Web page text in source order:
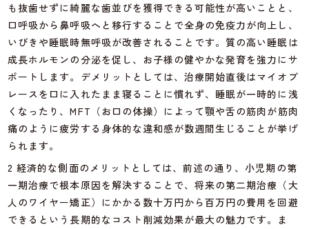
も抜歯せずに綺麗な歯並びを獲得できる可能性が高いことと、
口呼吸から鼻呼吸へと移行することで全身の免疫力が向上し、
いびきや睡眠時無呼吸が改善されることです。質の高い睡眠は
成長ホルモンの分泌を促し、お子様の健やかな発育を強力にサ
ポートします。デメリットとしては、治療開始直後はマイオブ
レースを口に入れたまま寝ることに慣れず、睡眠が一時的に浅
くなったり、MFT（お口の体操）によって顎や舌の筋肉が筋肉
痛のように疲労する身体的な違和感が数週間生じることが挙げ
られます。
2 経済的な側面のメリットとしては、前述の通り、小児期の第
一期治療で根本原因を解決することで、将来の第二期治療（大
人のワイヤー矯正）にかかる数十万円から百万円の費用を回避
できるという長期的なコスト削減効果が最大の魅力です。ま